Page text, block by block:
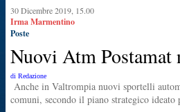
30 Dicembre 2019, 15.00
Irma Marmentino
Poste
Nuovi Atm Postamat
di Redazione
Anche in Valtrompia nuovi sportelli
comuni, secondo il piano strategico